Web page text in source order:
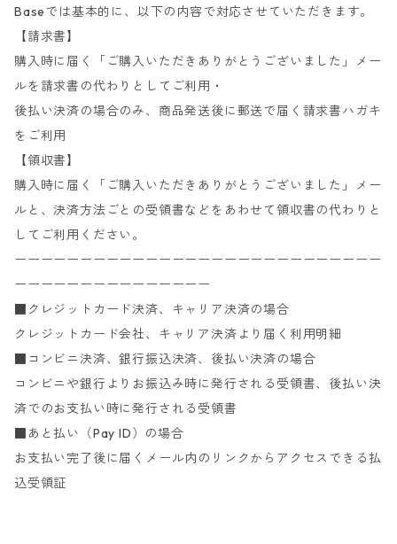
Baseでは基本的に、以下の内容で対応させていただきます。
【請求書】
購入時に届く「ご購入いただきありがとうございました」メー
ルを請求書の代わりとしてご利用・
後払い決済の場合のみ、商品発送後に郵送で届く請求書ハガキ
をご利用
【領収書】
購入時に届く「ご購入いただきありがとうございました」メー
ルと、決済方法ごとの受領書などをあわせて領収書の代わりと
してご利用ください。
ーーーーーーーーーーーーーーーーーーーーーーーーーーーー
ーーーーーーーーーーーーーーー
■クレジットカード決済、キャリア決済の場合
クレジットカード会社、キャリア決済より届く利用明細
■コンビニ決済、銀行振込決済、後払い決済の場合
コンビニや銀行よりお振込み時に発行される受領書、後払い決
済でのお支払い時に発行される受領書
■あと払い（Pay ID）の場合
お支払い完了後に届くメール内のリンクからアクセスできる払
込受領証